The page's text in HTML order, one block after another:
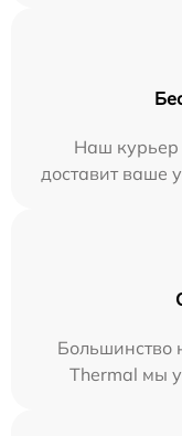
Наш курьер
доставит ваше
Большинство
Thermal мы